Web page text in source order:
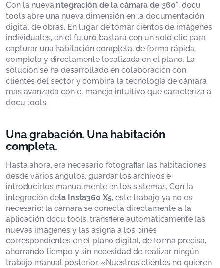
Con la nuevaintegración de la cámara de 360°, docu
tools abre una nueva dimensión en la documentación
digital de obras. En lugar de tomar cientos de imágenes
individuales, en el futuro bastará con un solo clic para
capturar una habitación completa, de forma rápida,
completa y directamente localizada en el plano. La
solución se ha desarrollado en colaboración con
clientes del sector y combina la tecnología de cámara
más avanzada con el manejo intuitivo que caracteriza a
docu tools.
Una grabación. Una habitación
completa.
Hasta ahora, era necesario fotografiar las habitaciones
desde varios ángulos, guardar los archivos e
introducirlos manualmente en los sistemas. Con la
integración dela Insta360 X5, este trabajo ya no es
necesario: la cámara se conecta directamente a la
aplicación docu tools, transfiere automáticamente las
nuevas imágenes y las asigna a los pines
correspondientes en el plano digital, de forma precisa,
ahorrando tiempo y sin necesidad de realizar ningún
trabajo manual posterior. «Nuestros clientes no quieren